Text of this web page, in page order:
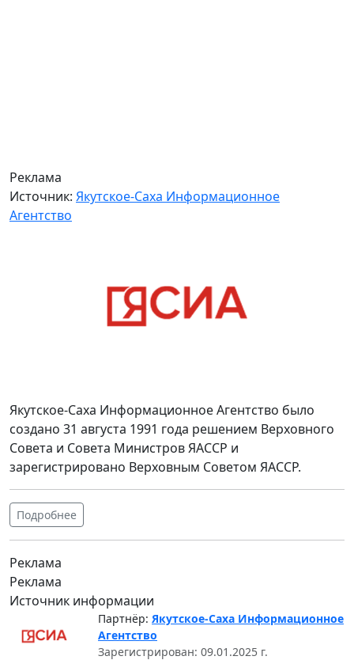
Реклама
Источник: Якутское-Саха Информационное
Агентство
Якутское-Саха Информационное Агентство было
создано 31 августа 1991 года решением Верховного
Совета и Совета Министров ЯАССР и
зарегистрировано Верховным Советом ЯАССР.
Подробнее
Реклама
Реклама
Источник информации
Партнёр: Якутское-Саха Информационное
Агентство
Зарегистрирован: 09.01.2025 г.